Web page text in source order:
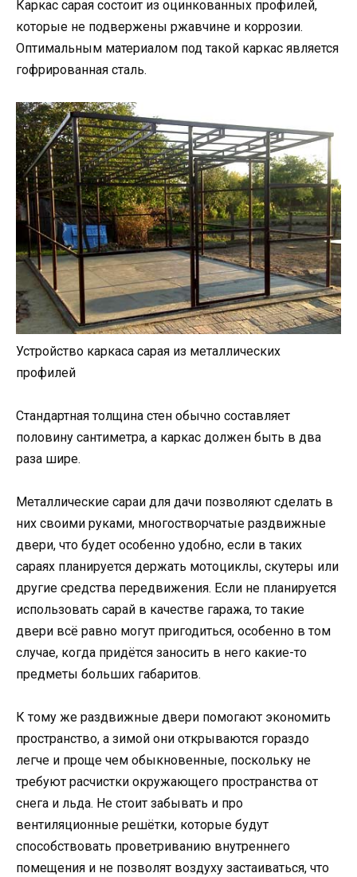
Каркас сарая состоит из оцинкованных профилей,
которые не подвержены ржавчине и коррозии.
Оптимальным материалом под такой каркас является
гофрированная сталь.
Устройство каркаса сарая из металлических
профилей
Стандартная толщина стен обычно составляет
половину сантиметра, а каркас должен быть в два
раза шире.
Металлические сараи для дачи позволяют сделать в
них своими руками, многостворчатые раздвижные
двери, что будет особенно удобно, если в таких
сараях планируется держать мотоциклы, скутеры или
другие средства передвижения. Если не планируется
использовать сарай в качестве гаража, то такие
двери всё равно могут пригодиться, особенно в том
случае, когда придётся заносить в него какие-то
предметы больших габаритов.
К тому же раздвижные двери помогают экономить
пространство, а зимой они открываются гораздо
легче и проще чем обыкновенные, поскольку не
требуют расчистки окружающего пространства от
снега и льда. Не стоит забывать и про
вентиляционные решётки, которые будут
способствовать проветриванию внутреннего
помещения и не позволят воздуху застаиваться, что